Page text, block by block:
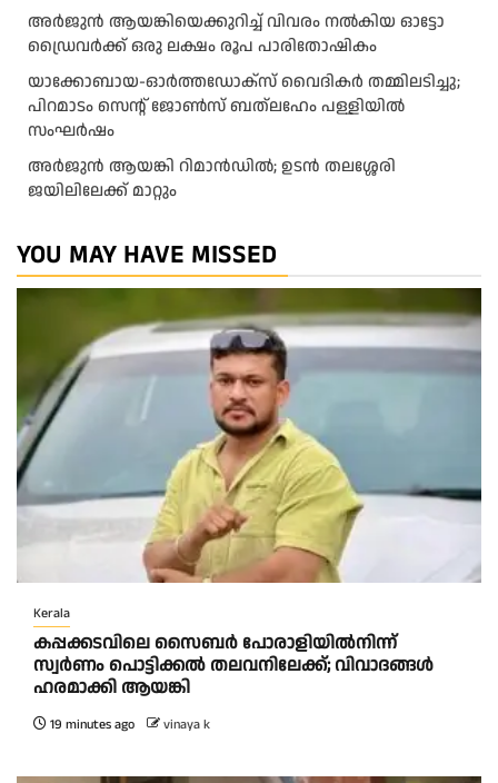
അ​ർ​ജു​ൻ ആ​യ​ങ്കി​യെ​ക്കു​റി​ച്ച് വി​വ​രം ന​ൽ​കി​യ ഓ​ട്ടോ
ഡ്രൈ​വ​ർ​ക്ക് ഒ​രു ല​ക്ഷം രൂ​പ പാ​രി​തോ​ഷി​കം
യാക്കോബായ-ഓർത്തഡോക്സ് വൈദികർ തമ്മിലടിച്ചു;
പിറമാടം സെന്റ്‌ ജോൺസ് ബത്ലഹേം പള്ളിയിൽ
സംഘർഷം
അര്‍ജുന്‍ ആയങ്കി റിമാന്‍ഡില്‍; ഉടന്‍ തലശ്ശേരി
ജയിലിലേക്ക് മാറ്റും
YOU MAY HAVE MISSED
Kerala
കപ്പക്കടവിലെ സൈബർ പോരാളിയിൽനിന്ന്
സ്വർണം പൊട്ടിക്കൽ തലവനിലേക്ക്; വിവാദങ്ങൾ
ഹരമാക്കി ആയങ്കി
19 minutes ago vinaya k